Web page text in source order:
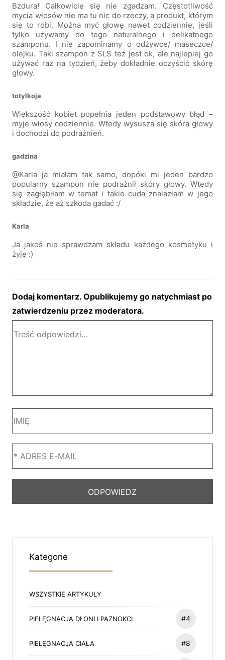
Bzdura! Całkowicie się nie zgadzam. Częstotliwość
mycia włosów nie ma tu nic do rzeczy, a produkt, którym
się to robi. Można myć głowę nawet codziennie, jeśli
tylko używamy do tego naturalnego i delikatnego
szamponu. I nie zapominamy o odżywce/ maseczce/
olejku. Taki szampon z SLS też jest ok, ale najlepiej go
używać raz na tydzień, żeby dokładnie oczyścić skórę
głowy.
totylkoja
Większość kobiet popełnia jeden podstawowy błąd –
myje włosy codziennie. Wtedy wysusza się skóra głowy
i dochodzi do podrażnień.
gadzina
@Karla ja miałam tak samo, dopóki mi jeden bardzo
popularny szampon nie podrażnił skóry głowy. Wtedy
się zagłębiłam w temat i takie cuda znalazłam w jego
składzie, że aż szkoda gadać :/
Karla
Ja jakoś nie sprawdzam składu każdego kosmetyku i
żyję :)
Dodaj komentarz. Opublikujemy go natychmiast po
zatwierdzeniu przez moderatora.
Kategorie
WSZYSTKIE ARTYKUŁY
PIELĘGNACJA DŁONI I PAZNOKCI #4
PIELĘGNACJA CIAŁA #8